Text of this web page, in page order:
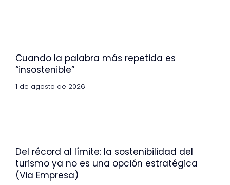
Cuando la palabra más repetida es
“insostenible”
1 de agosto de 2026
Del récord al límite: la sostenibilidad del
turismo ya no es una opción estratégica
(Via Empresa)